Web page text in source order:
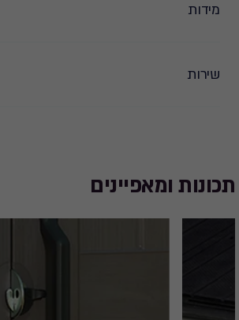
מידות
שירות
תכונות ומאפיינים